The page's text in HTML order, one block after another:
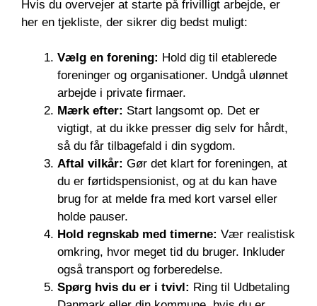
Hvis du overvejer at starte på frivilligt arbejde, er
her en tjekliste, der sikrer dig bedst muligt:
Vælg en forening: Hold dig til etablerede
foreninger og organisationer. Undgå ulønnet
arbejde i private firmaer.
Mærk efter: Start langsomt op. Det er
vigtigt, at du ikke presser dig selv for hårdt,
så du får tilbagefald i din sygdom.
Aftal vilkår: Gør det klart for foreningen, at
du er førtidspensionist, og at du kan have
brug for at melde fra med kort varsel eller
holde pauser.
Hold regnskab med timerne: Vær realistisk
omkring, hvor meget tid du bruger. Inkluder
også transport og forberedelse.
Spørg hvis du er i tvivl: Ring til Udbetaling